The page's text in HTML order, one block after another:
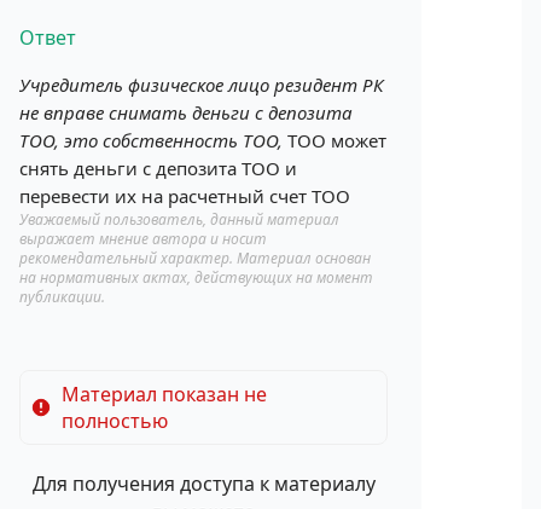
Ответ
Учредитель физическое лицо резидент РК
не вправе снимать деньги с депозита
ТОО, это собственность ТОО, ТОО может
снять деньги с депозита ТОО и
перевести их на расчетный счет ТОО
Уважаемый пользователь, данный материал
выражает мнение автора и носит
рекомендательный характер. Материал основан
на нормативных актах, действующих на момент
публикации.
Материал показан не
полностью
Для получения доступа к материалу